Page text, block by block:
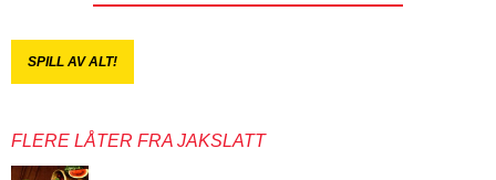
SPILL AV ALT!
FLERE LÅTER FRA JAKSLATT